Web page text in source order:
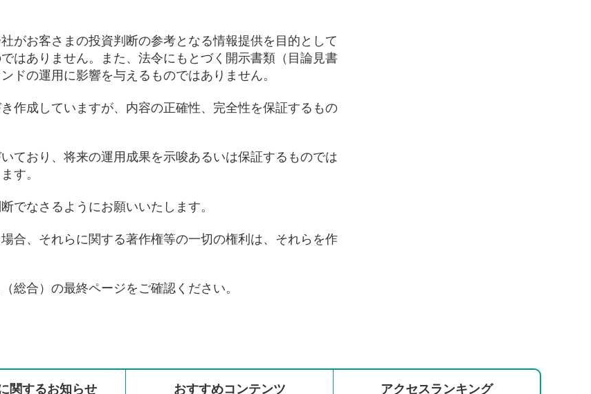
がお客さまの投資判断の参考となる情報提供を目的として
はありません。また、法令にもとづく開示書類（目論見書
ドの運用に影響を与えるものではありません。
作成していますが、内容の正確性、完全性を保証するもの
ており、将来の運用成果を示唆あるいは保証するものでは
す。
でなさるようにお願いいたします。
合、それらに関する著作権等の一切の権利は、それらを作
総合）の最終ページをご確認ください。
関するお知らせ おすすめコンテンツ アクセスランキング